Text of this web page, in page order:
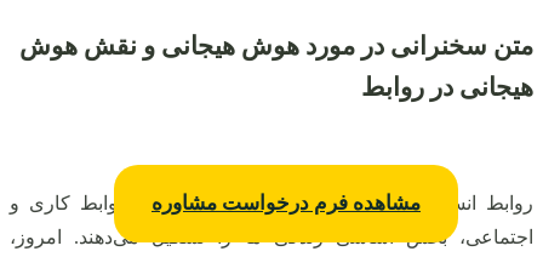
متن سخنرانی در مورد هوش هیجانی و نقش هوش
هیجانی در روابط
روابط انسانی، از ارتباط با خانواده و دوستان تا روابط کاری و
اجتماعی، بخش اساسی زندگی ما را تشکیل می‌دهند. امروز،
مشاهده فرم درخواست مشاوره